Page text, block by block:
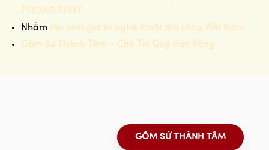
PHONG THUỶ
Nhằm tôn vinh giá trị nghệ thuật thủ công Việt Nam
Gốm Sứ Thành Tâm - Chữ Tín Quý Hơn Vàng
GỐM SỨ THÀNH TÂM